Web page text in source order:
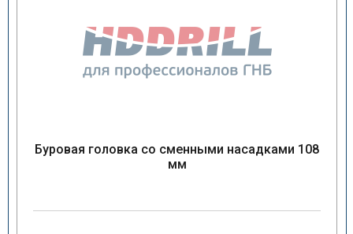
Буровая головка со сменными насадками 108
мм